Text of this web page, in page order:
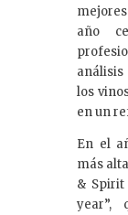
año
análisis
los
en un
En el
más
& Spirit
year”,